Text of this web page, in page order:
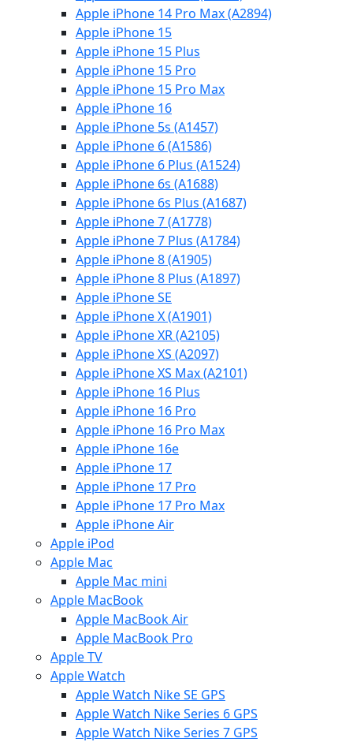
Apple iPhone 14 Pro Max (A2894)
Apple iPhone 15
Apple iPhone 15 Plus
Apple iPhone 15 Pro
Apple iPhone 15 Pro Max
Apple iPhone 16
Apple iPhone 5s (A1457)
Apple iPhone 6 (A1586)
Apple iPhone 6 Plus (A1524)
Apple iPhone 6s (A1688)
Apple iPhone 6s Plus (A1687)
Apple iPhone 7 (A1778)
Apple iPhone 7 Plus (A1784)
Apple iPhone 8 (A1905)
Apple iPhone 8 Plus (A1897)
Apple iPhone SE
Apple iPhone X (A1901)
Apple iPhone XR (A2105)
Apple iPhone XS (A2097)
Apple iPhone XS Max (A2101)
Apple iPhone 16 Plus
Apple iPhone 16 Pro
Apple iPhone 16 Pro Max
Apple iPhone 16e
Apple iPhone 17
Apple iPhone 17 Pro
Apple iPhone 17 Pro Max
Apple iPhone Air
Apple iPod
Apple Mac
Apple Mac mini
Apple MacBook
Apple MacBook Air
Apple MacBook Pro
Apple TV
Apple Watch
Apple Watch Nike SE GPS
Apple Watch Nike Series 6 GPS
Apple Watch Nike Series 7 GPS